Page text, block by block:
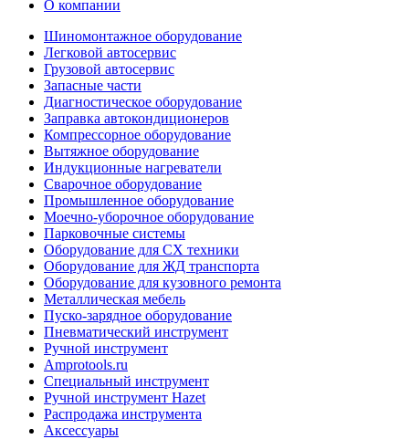
О компании
Шиномонтажное оборудование
Легковой автосервис
Грузовой автосервис
Запасные части
Диагностическое оборудование
Заправка автокондиционеров
Компрессорное оборудование
Вытяжное оборудование
Индукционные нагреватели
Сварочное оборудование
Промышленное оборудование
Моечно-уборочное оборудование
Парковочные системы
Оборудование для СХ техники
Оборудование для ЖД транспорта
Оборудование для кузовного ремонта
Металлическая мебель
Пуско-зарядное оборудование
Пневматический инструмент
Ручной инструмент
Amprotools.ru
Специальный инструмент
Ручной инструмент Hazet
Распродажа инструмента
Аксессуары